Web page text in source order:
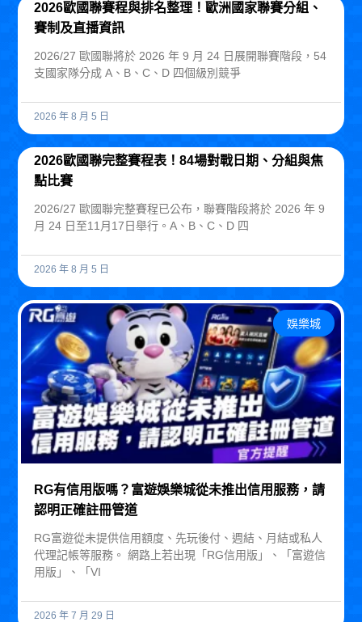
2026歐國聯賽程與排名整理！歐洲國家聯賽分組、
賽制及直播資訊
2026/27 歐國聯將於 2026 年 9 月 24 日展開聯賽階段，54
支國家隊分成 A、B、C、D 四個級別競爭
2026 年 8 月 5 日
2026歐國聯完整賽程表！84場對戰日期、分組與焦
點比賽
2026/27 歐國聯完整賽程已公布，聯賽階段將於 2026 年 9
月 24 日至11月17日舉行。A、B、C、D 四
2026 年 8 月 5 日
娛樂城
RG有信用版嗎？富遊娛樂城從未推出信用服務，請
認明正確註冊管道
RG富遊從未提供信用額度、先玩後付、週結、月結或私人
代理記帳等服務。 網路上若出現「RG信用版」、「富遊信
用版」、「VI
2026 年 7 月 29 日